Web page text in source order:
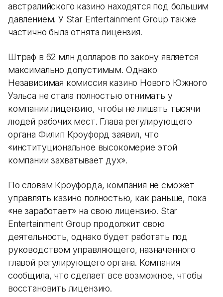
австралийского казино находятся под большим
давлением. У Star Entertainment Group также
частично была отнята лицензия.
Штраф в 62 млн долларов по закону является
максимально допустимым. Однако
Независимая комиссия казино Нового Южного
Уэльса не стала полностью отнимать у
компании лицензию, чтобы не лишать тысячи
людей рабочих мест. Глава регулирующего
органа Филип Кроуфорд заявил, что
«институциональное высокомерие этой
компании захватывает дух».
По словам Кроуфорда, компания не сможет
управлять казино полностью, как раньше, пока
«не заработает» на свою лицензию. Star
Entertainment Group продолжит свою
деятельность, однако будет работать под
руководством управляющего, назначенного
главой регулирующего органа. Компания
сообщила, что сделает все возможное, чтобы
восстановить лицензию.